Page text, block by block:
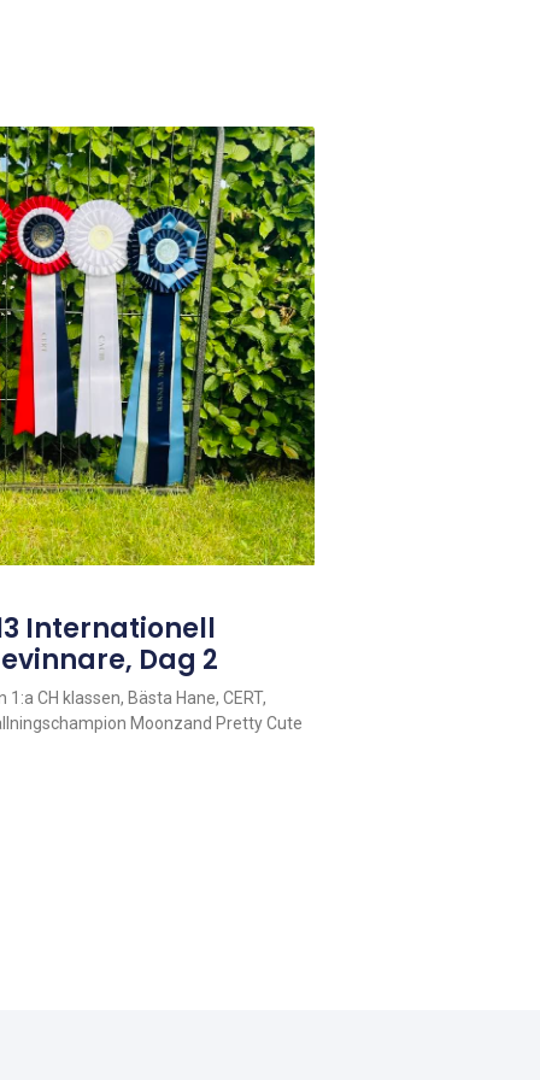
Internationell
Dag 2
CH klassen, Bästa Hane, CERT,
Moonzand Pretty Cute